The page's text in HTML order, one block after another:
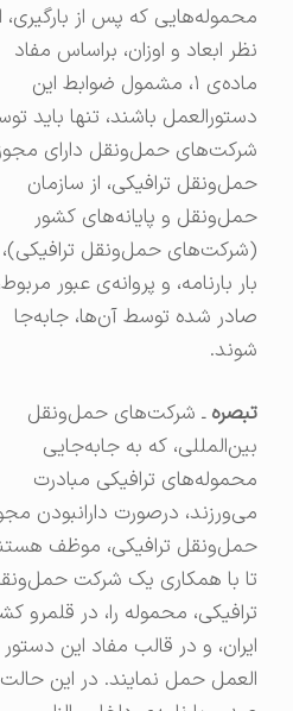
محموله‌هایی که پس از بارگیری، از
نظر ابعاد و اوزان، براساس مفاد
ماده‌ی ۱، مشمول ضوابط این
دستورالعمل باشند، تنها باید توسط
شرکت‌های حمل‌ونقل دارای مجوز
حمل‌ونقل ترافیکی، از سازمان
حمل‌ونقل و پایانه‌های کشور
(شرکت‌های حمل‌ونقل ترافیکی)، و
بار بارنامه، و پروانه‌ی عبور مربوط،
صادر شده توسط آن‌ها، جابه‌جا
شوند.
تبصرهـ شرکت‌های حمل‌ونقل
بین‌المللی، که به جابه‌جایی
محموله‌های ترافیکی مبادرت
می‌ورزند، درصورت دارانبودن مجوز
حمل‌ونقل ترافیکی، موظف هستند
تا با همکاری یک شرکت حمل‌ونقل
ترافیکی، محموله را، در قلمرو کشور
ایران، و در قالب مفاد این دستور
العمل حمل نمایند. در این حالت،